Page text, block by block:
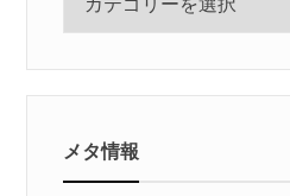
メタ情報